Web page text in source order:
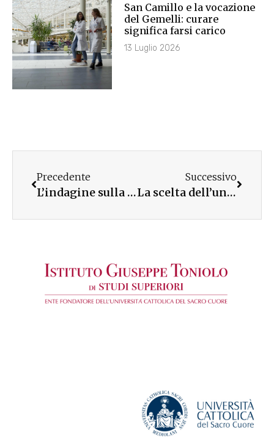
San Camillo e la vocazione
del Gemelli: curare
significa farsi carico
13 Luglio 2026
Precedente
L’indagine sulla fede presentata a Lucca
Successivo
La scelta dell’università a Lamezia Terme